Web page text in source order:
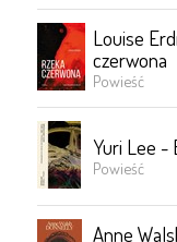
Louise
czerwona
Powieść
Yuri Lee -
Powieść
Anne